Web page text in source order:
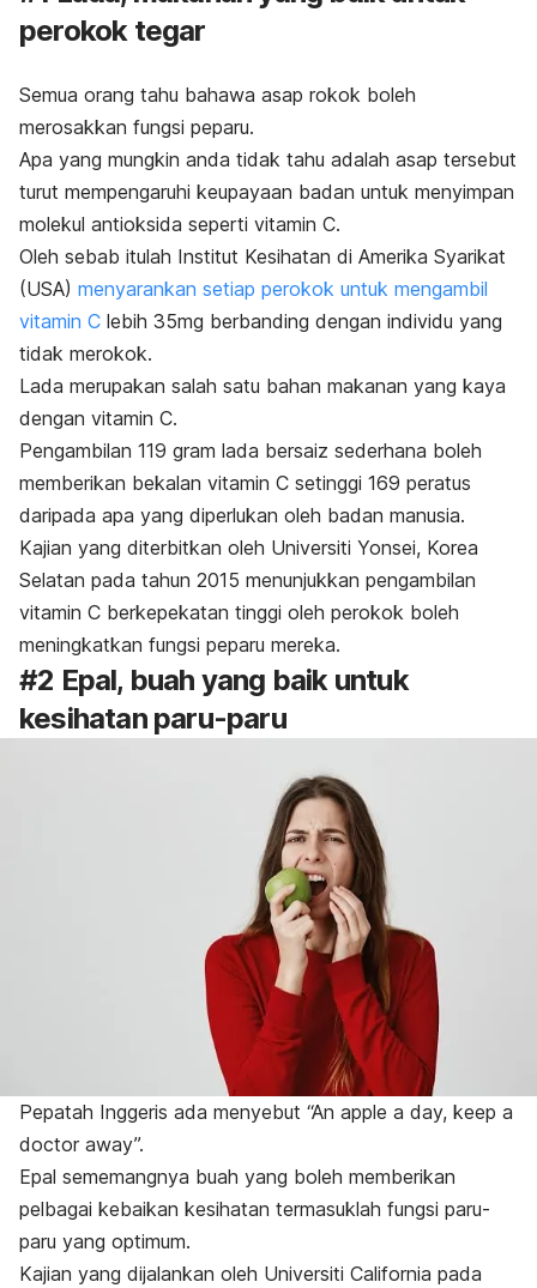
perokok tegar
Semua orang tahu bahawa asap rokok boleh
merosakkan fungsi peparu.
Apa yang mungkin anda tidak tahu adalah asap tersebut
turut mempengaruhi keupayaan badan untuk menyimpan
molekul antioksida seperti vitamin C.
Oleh sebab itulah Institut Kesihatan di Amerika Syarikat
(USA) menyarankan setiap perokok untuk mengambil
vitamin C lebih 35mg berbanding dengan individu yang
tidak merokok.
Lada merupakan salah satu bahan makanan yang kaya
dengan vitamin C.
Pengambilan 119 gram lada bersaiz sederhana boleh
memberikan bekalan vitamin C setinggi 169 peratus
daripada apa yang diperlukan oleh badan manusia.
Kajian yang diterbitkan oleh Universiti Yonsei, Korea
Selatan pada tahun 2015 menunjukkan pengambilan
vitamin C berkepekatan tinggi oleh perokok boleh
meningkatkan fungsi peparu mereka.
#2 Epal, buah yang baik untuk
kesihatan paru-paru
Pepatah Inggeris ada menyebut “An apple a day, keep a
doctor away”.
Epal sememangnya buah yang boleh memberikan
pelbagai kebaikan kesihatan termasuklah fungsi paru-
paru yang optimum.
Kajian yang dijalankan oleh Universiti California pada